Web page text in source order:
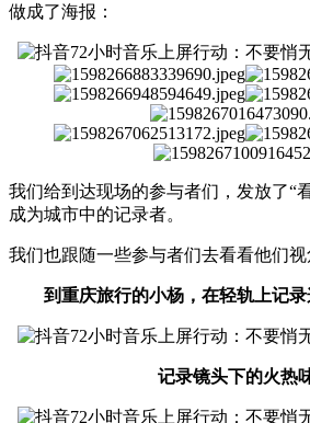
做成了海报：
我们给到达现场的参与者们，发放了“
成为城市中的记录者。
我们也跟随一些参与者们去看看他们视
到重庆旅行的小杨，在轻轨上记
记录镜头下的火热